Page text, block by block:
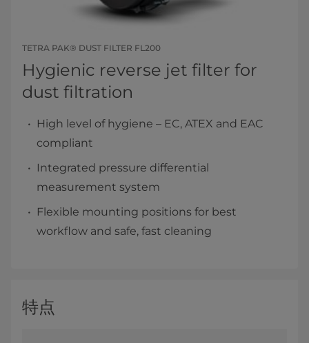
TETRA PAK® DUST FILTER FL200
Hygienic reverse jet filter for
dust filtration
High level of hygiene – EC, ATEX and EAC
compliant
Integrated pressure differential
measurement system
Flexible mounting positions for best
workflow and safe, fast cleaning
特点